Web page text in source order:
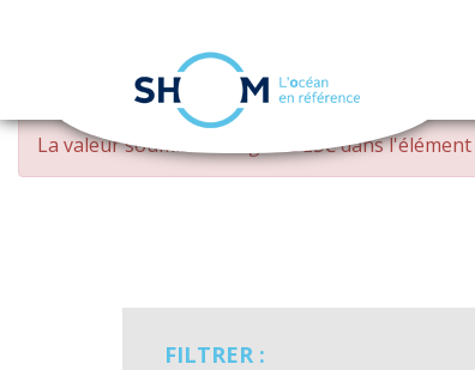
Aller
contenu
MESSAGE
D'ERREUR
La valeur soumise changed DESCdans l'élément
FILTRER :